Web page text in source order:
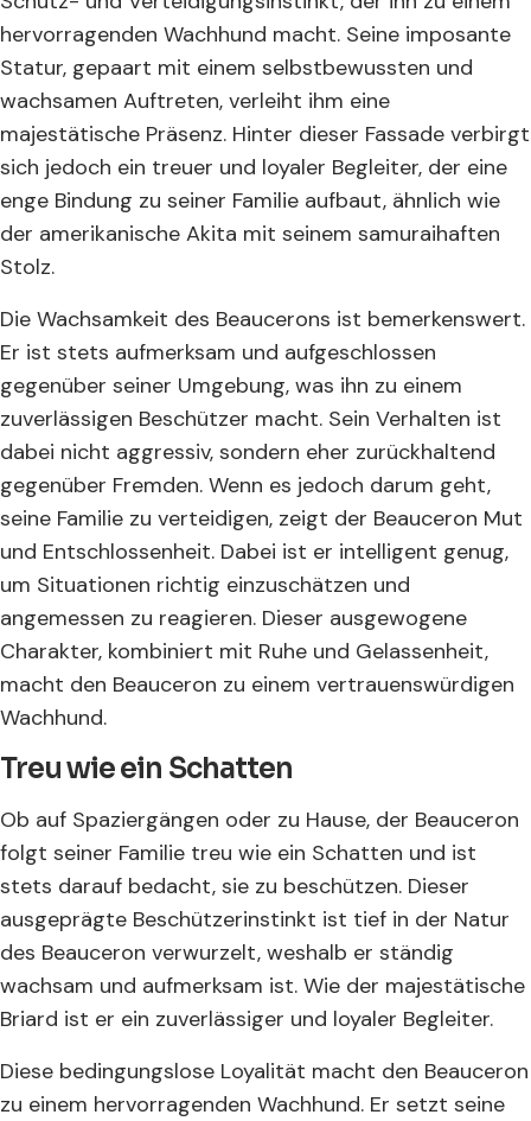
hervorragenden Wachhund macht. Seine imposante
Statur, gepaart mit einem selbstbewussten und
wachsamen Auftreten, verleiht ihm eine
majestätische Präsenz. Hinter dieser Fassade verbirgt
sich jedoch ein treuer und loyaler Begleiter, der eine
enge Bindung zu seiner Familie aufbaut, ähnlich wie
der amerikanische Akita mit seinem samuraihaften
Stolz.
Die Wachsamkeit des Beaucerons ist bemerkenswert.
Er ist stets aufmerksam und aufgeschlossen
gegenüber seiner Umgebung, was ihn zu einem
zuverlässigen Beschützer macht. Sein Verhalten ist
dabei nicht aggressiv, sondern eher zurückhaltend
gegenüber Fremden. Wenn es jedoch darum geht,
seine Familie zu verteidigen, zeigt der Beauceron Mut
und Entschlossenheit. Dabei ist er intelligent genug,
um Situationen richtig einzuschätzen und
angemessen zu reagieren. Dieser ausgewogene
Charakter, kombiniert mit Ruhe und Gelassenheit,
macht den Beauceron zu einem vertrauenswürdigen
Wachhund.
Treu wie ein Schatten
Ob auf Spaziergängen oder zu Hause, der Beauceron
folgt seiner Familie treu wie ein Schatten und ist
stets darauf bedacht, sie zu beschützen. Dieser
ausgeprägte Beschützerinstinkt ist tief in der Natur
des Beauceron verwurzelt, weshalb er ständig
wachsam und aufmerksam ist. Wie der majestätische
Briard ist er ein zuverlässiger und loyaler Begleiter.
Diese bedingungslose Loyalität macht den Beauceron
zu einem hervorragenden Wachhund. Er setzt seine